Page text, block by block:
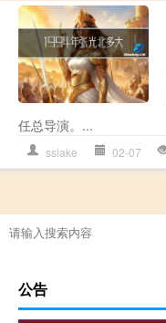
任总导演。...
sslake 02-07
公告